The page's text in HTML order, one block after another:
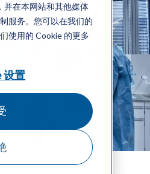
并在本网站和其他媒体
服务。您可以在我们的
使用的 Cookie 的更多
设置